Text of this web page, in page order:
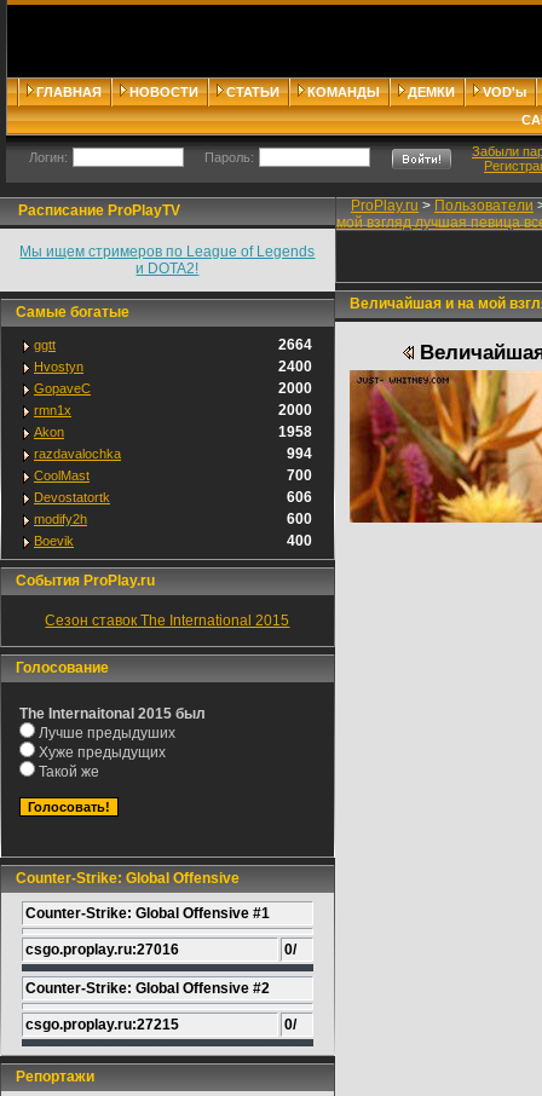
ГЛАВНАЯ НОВОСТИ СТАТЬИ КОМАНДЫ ДЕМКИ
VOD'ы
Логин: Пароль:
Забыли
Расписание ProPlayTV
Мы ищем стримеров по League of Legends
и DOTA2!
Самые богатые
ggtt 2664
Hvostyn 2400
GopaveC 2000
rmn1x 2000
Akon 1958
razdavalochka 994
CoolMast 700
Devostatortk 606
modify2h 600
Boevik 400
События ProPlay.ru
Сезон ставок The International 2015
Голосование
The Internaitonal 2015 был
Лучше предыдуших
Хуже предыдущих
Такой же
Counter-Strike: Global Offensive
Counter-Strike: Global Offensive #1
csgo.proplay.ru:27016 0/
Counter-Strike: Global Offensive #2
csgo.proplay.ru:27215 0/
Репортажи
ProPlay.ru > Пользователи
мой взгляд лучшая певица
Величайшая и на мой